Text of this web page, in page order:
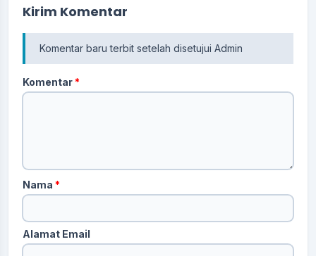
Kirim Komentar
Komentar baru terbit setelah disetujui Admin
Komentar*
Nama *
Alamat Email